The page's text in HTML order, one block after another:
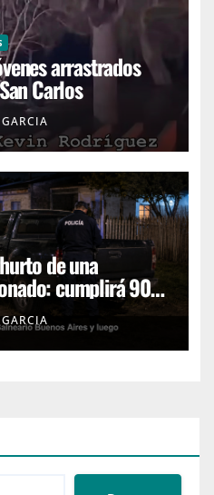
arrastrados
Carlos
de una
cumplirá 90